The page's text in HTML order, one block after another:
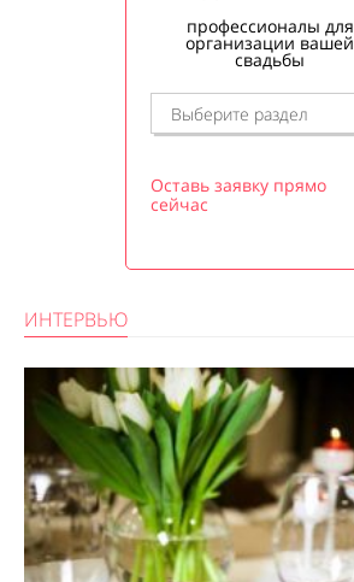
профессионалы для
организации вашей
свадьбы
Оставь заявку прямо
сейчас
ИНТЕРВЬЮ